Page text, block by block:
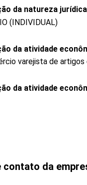
da natureza jurídica
(INDIVIDUAL)
da atividade
varejista de
da atividade
contato da